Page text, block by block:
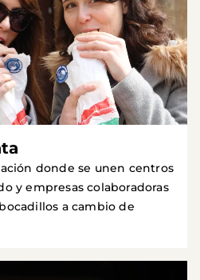
donde se unen centros
y empresas colaboradoras
a cambio de